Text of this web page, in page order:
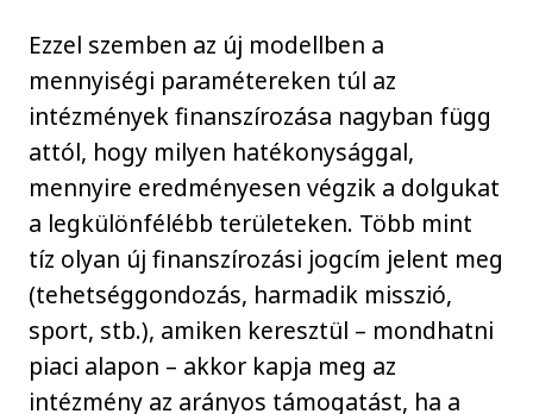
Ezzel szemben az új modellben a
mennyiségi paramétereken túl az
intézmények finanszírozása nagyban függ
attól, hogy milyen hatékonysággal,
mennyire eredményesen végzik a dolgukat
a legkülönfélébb területeken. Több mint
tíz olyan új finanszírozási jogcím jelent meg
(tehetséggondozás, harmadik misszió,
sport, stb.), amiken keresztül – mondhatni
piaci alapon – akkor kapja meg az
intézmény az arányos támogatást, ha a